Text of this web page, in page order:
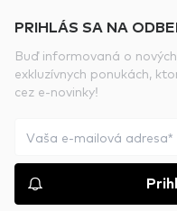
PRIHLÁS SA NA
Buď informovaná o
exkluzívnych ponukách,
cez e-novinky!